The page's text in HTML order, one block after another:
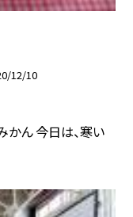
12/10
かん 今日は、寒い